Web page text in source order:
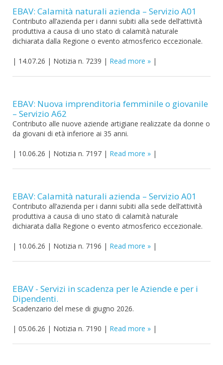
EBAV: Calamità naturali azienda – Servizio A01
Contributo all’azienda per i danni subiti alla sede dell’attività
produttiva a causa di uno stato di calamità naturale
dichiarata dalla Regione o evento atmosferico eccezionale.
| 14.07.26 | Notizia n. 7239 | Read more |
EBAV: Nuova imprenditoria femminile o giovanile
– Servizio A62
Contributo alle nuove aziende artigiane realizzate da donne o
da giovani di età inferiore ai 35 anni.
| 10.06.26 | Notizia n. 7197 | Read more |
EBAV: Calamità naturali azienda – Servizio A01
Contributo all’azienda per i danni subiti alla sede dell’attività
produttiva a causa di uno stato di calamità naturale
dichiarata dalla Regione o evento atmosferico eccezionale.
| 10.06.26 | Notizia n. 7196 | Read more |
EBAV - Servizi in scadenza per le Aziende e per i
Dipendenti.
Scadenzario del mese di giugno 2026.
| 05.06.26 | Notizia n. 7190 | Read more |